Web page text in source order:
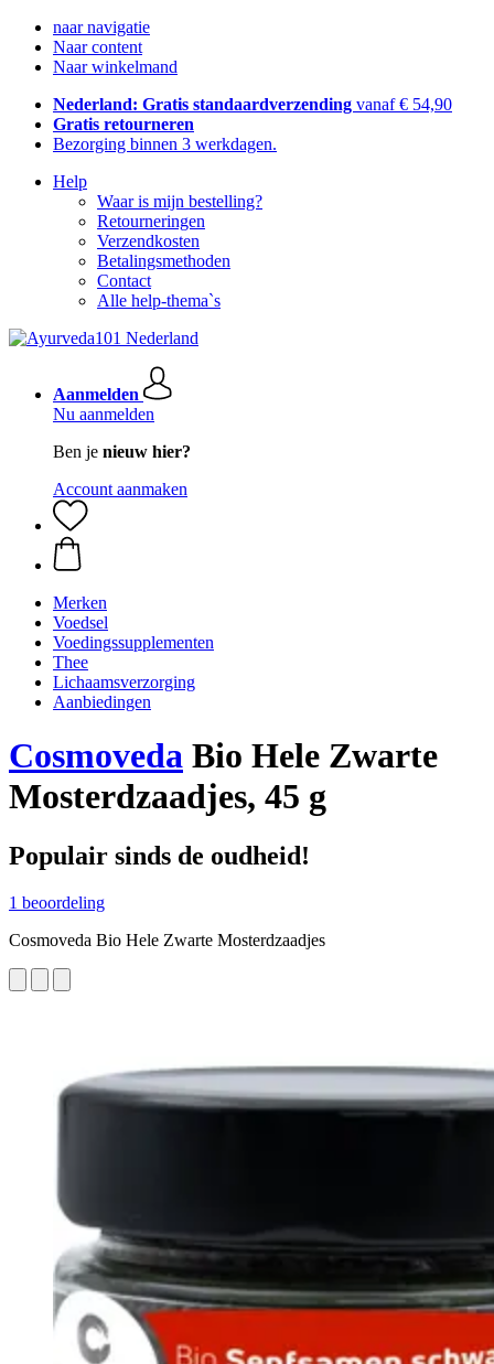
naar navigatie
Naar content
Naar winkelmand
Nederland: Gratis standaardverzending vanaf € 54,90
Gratis retourneren
Bezorging binnen 3 werkdagen.
Help
Waar is mijn bestelling?
Retourneringen
Verzendkosten
Betalingsmethoden
Contact
Alle help-thema`s
Aanmelden
Nu aanmelden
Ben je nieuw hier?
Account aanmaken
Merken
Voedsel
Voedingssupplementen
Thee
Lichaamsverzorging
Aanbiedingen
Cosmoveda Bio Hele Zwarte
Mosterdzaadjes, 45 g
Populair sinds de oudheid!
1 beoordeling
Cosmoveda Bio Hele Zwarte Mosterdzaadjes